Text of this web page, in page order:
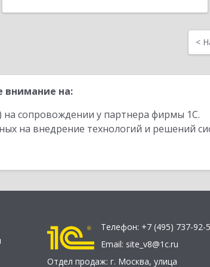
<
внимание на:
сопровождении у партнера фирмы 1С.
на внедрение технологий и решений
Телефон: +7 (495) 737-92-
Email: site_v8@1c.ru
Отдел продаж: г. Москва, улица